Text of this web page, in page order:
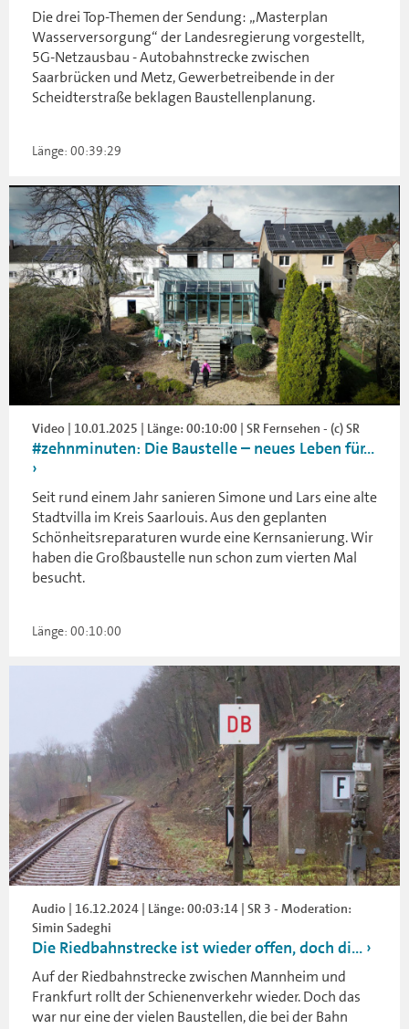
Die drei Top-Themen der Sendung: „Masterplan
Wasserversorgung“ der Landesregierung vorgestellt,
5G-Netzausbau - Autobahnstrecke zwischen
Saarbrücken und Metz, Gewerbetreibende in der
Scheidterstraße beklagen Baustellenplanung.
Länge: 00:39:29
Video | 10.01.2025 | Länge: 00:10:00 | SR Fernsehen - (c) SR
#zehnminuten: Die Baustelle – neues Leben für...
Seit rund einem Jahr sanieren Simone und Lars eine alte
Stadtvilla im Kreis Saarlouis. Aus den geplanten
Schönheitsreparaturen wurde eine Kernsanierung. Wir
haben die Großbaustelle nun schon zum vierten Mal
besucht.
Länge: 00:10:00
Audio | 16.12.2024 | Länge: 00:03:14 | SR 3 - Moderation:
Simin Sadeghi
Die Riedbahnstrecke ist wieder offen, doch di...
Auf der Riedbahnstrecke zwischen Mannheim und
Frankfurt rollt der Schienenverkehr wieder. Doch das
war nur eine der vielen Baustellen, die bei der Bahn